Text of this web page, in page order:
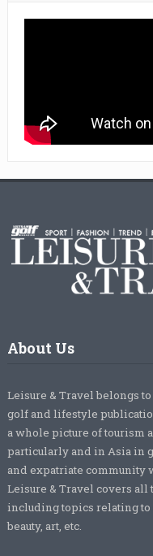
About Us
Leisure & Travel belongs
golf and lifestyle
a whole picture of tourism
particularly and in Asia in
and expatriate
Leisure & Travel covers
including topics relating to
beauty, art, etc.